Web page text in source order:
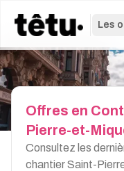
Les
Offres en
Pierre-et-
Consultez les
chantier Saint-